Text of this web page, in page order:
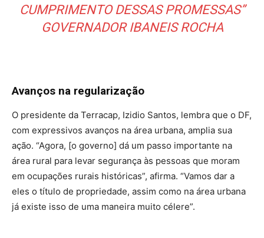
CUMPRIMENTO DESSAS PROMESSAS”
GOVERNADOR IBANEIS ROCHA
Avanços na regularização
O presidente da Terracap, Izidio Santos, lembra que o DF,
com expressivos avanços na área urbana, amplia sua
ação. “Agora, [o governo] dá um passo importante na
área rural para levar segurança às pessoas que moram
em ocupações rurais históricas”, afirma. “Vamos dar a
eles o título de propriedade, assim como na área urbana
já existe isso de uma maneira muito célere”.